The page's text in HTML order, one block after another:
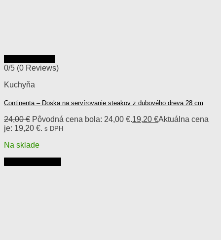
0/5 (0 Reviews)
Kuchyňa
Continenta – Doska na servírovanie steakov z dubového dreva 28 cm
24,00€ Pôvodná cena bola: 24,00 €.19,20 €Aktuálna cena
je: 19,20 €. s DPH
Na sklade